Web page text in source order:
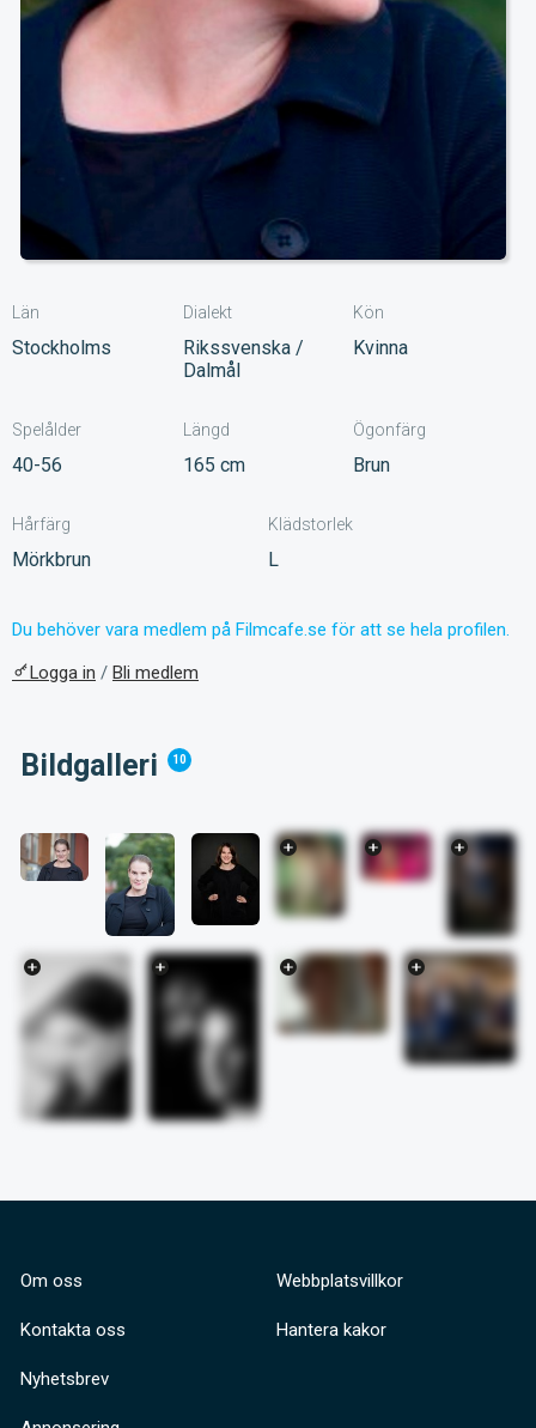
Län
Stockholms
Dialekt
Rikssvenska /
Dalmål
Kön
Kvinna
Spelålder
40-56
Längd
165 cm
Ögonfärg
Brun
Hårfärg
Mörkbrun
Klädstorlek
L
Du behöver vara medlem på Filmcafe.se för att se hela profilen.
Logga in / Bli medlem
Bildgalleri 10
Om oss
Kontakta oss
Nyhetsbrev
Webbplatsvillkor
Hantera kakor